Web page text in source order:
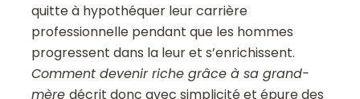
quitte à hypothéquer leur carrière
professionnelle pendant que les hommes
progressent dans la leur et s’enrichissent.
Comment devenir riche grâce à sa grand-
mèredécrit donc avec simplicité et épure des